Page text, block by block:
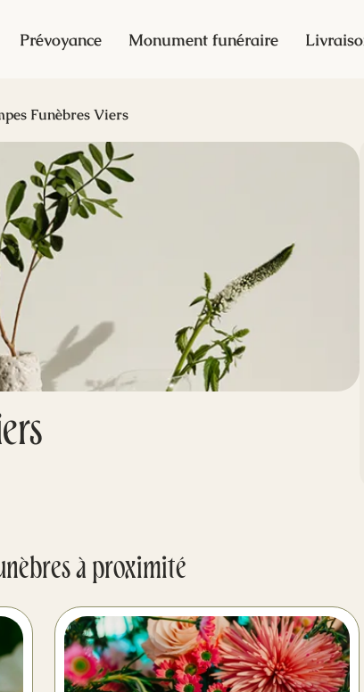
Prévoyance Monument funéraire
Funèbres Viers
à proximité